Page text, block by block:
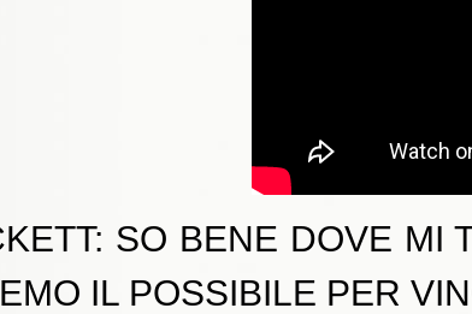
SO BENE DOVE MI
IL POSSIBILE PER